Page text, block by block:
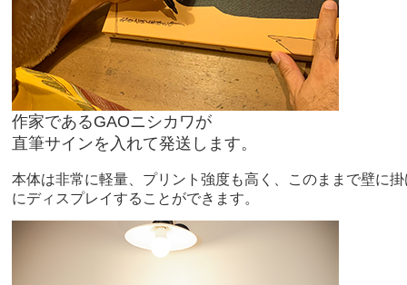
作家であるGAOニシカワが
直筆サインを入れて発送します。
本体は非常に軽量、プリント強度も高く、このままで壁に
にディスプレイすることができます。